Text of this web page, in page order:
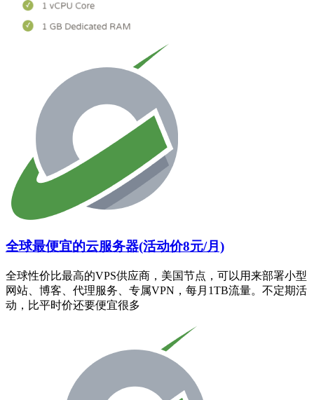
全球最便宜的云服务器(活动价8元/月)
全球性价比最高的VPS供应商，美国节点，可以用来部署小型
网站、博客、代理服务、专属VPN，每月1TB流量。不定期活
动，比平时价还要便宜很多